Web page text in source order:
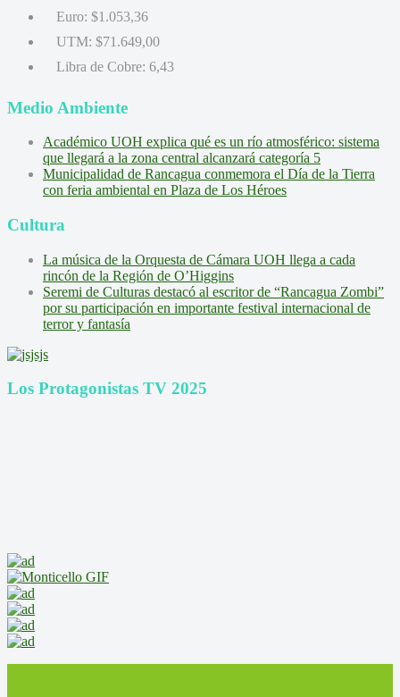
Euro: $1.053,36
UTM: $71.649,00
Libra de Cobre: 6,43
Medio Ambiente
Académico UOH explica qué es un río atmosférico: sistema
que llegará a la zona central alcanzará categoría 5
Municipalidad de Rancagua conmemora el Día de la Tierra
con feria ambiental en Plaza de Los Héroes
Cultura
La música de la Orquesta de Cámara UOH llega a cada
rincón de la Región de O’Higgins
Seremi de Culturas destacó al escritor de “Rancagua Zombi”
por su participación en importante festival internacional de
terror y fantasía
Los Protagonistas TV 2025